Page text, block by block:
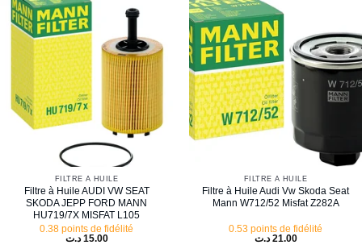
FILTRE À HUILE
Filtre à Huile AUDI VW SEAT
SKODA JEPP FORD MANN
HU719/7X MISFAT L105
0.38 points de fidélité
15.00 د.ت
FILTRE À HUILE
Filtre à Huile Audi Vw Skoda Seat
Mann W712/52 Misfat Z282A
0.53 points de fidélité
21.00 د.ت